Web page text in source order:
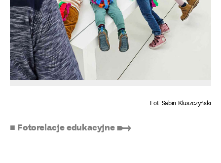
Fot. Sabin Kluszczyński
■ Fotorelacje edukacyjne ➸